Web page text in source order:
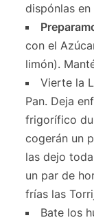
dispónlas
con el
limón).
Vierte la
Pan. Deja
frigorífico
cogerán un
las dejo
un par de
frías las
Bate los